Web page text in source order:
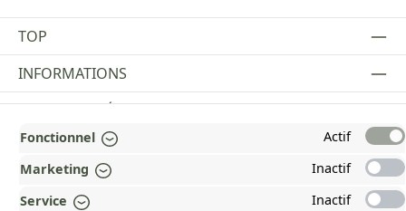
TOP
INFORMATIONS
MENTIONS LÉGALES
PAYMENT AND SHIPPING METHODS
RÉCOMPENSÉ ET CERTIFIÉ !
Fonctionnel
Actif
Marketing
Inactif
Service
Inactif